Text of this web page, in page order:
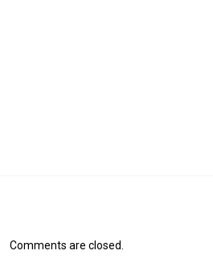
Comments are closed.